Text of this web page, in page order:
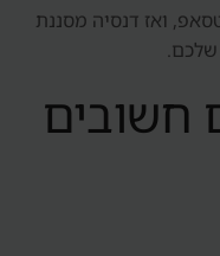
ואז דנסיה מסננת
שלכם.
חשובים